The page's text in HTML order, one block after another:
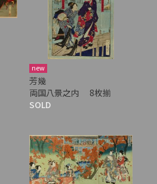
new
芳幾
両国八景之内 8枚揃
SOLD